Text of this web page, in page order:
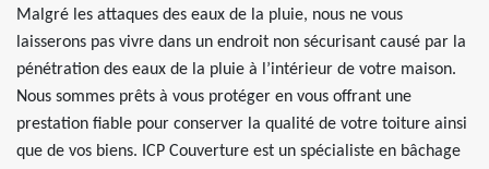
Malgré les attaques des eaux de la pluie, nous ne vous
laisserons pas vivre dans un endroit non sécurisant causé par la
pénétration des eaux de la pluie à l’intérieur de votre maison.
Nous sommes prêts à vous protéger en vous offrant une
prestation fiable pour conserver la qualité de votre toiture ainsi
que de vos biens. ICP Couverture est un spécialiste en bâchage